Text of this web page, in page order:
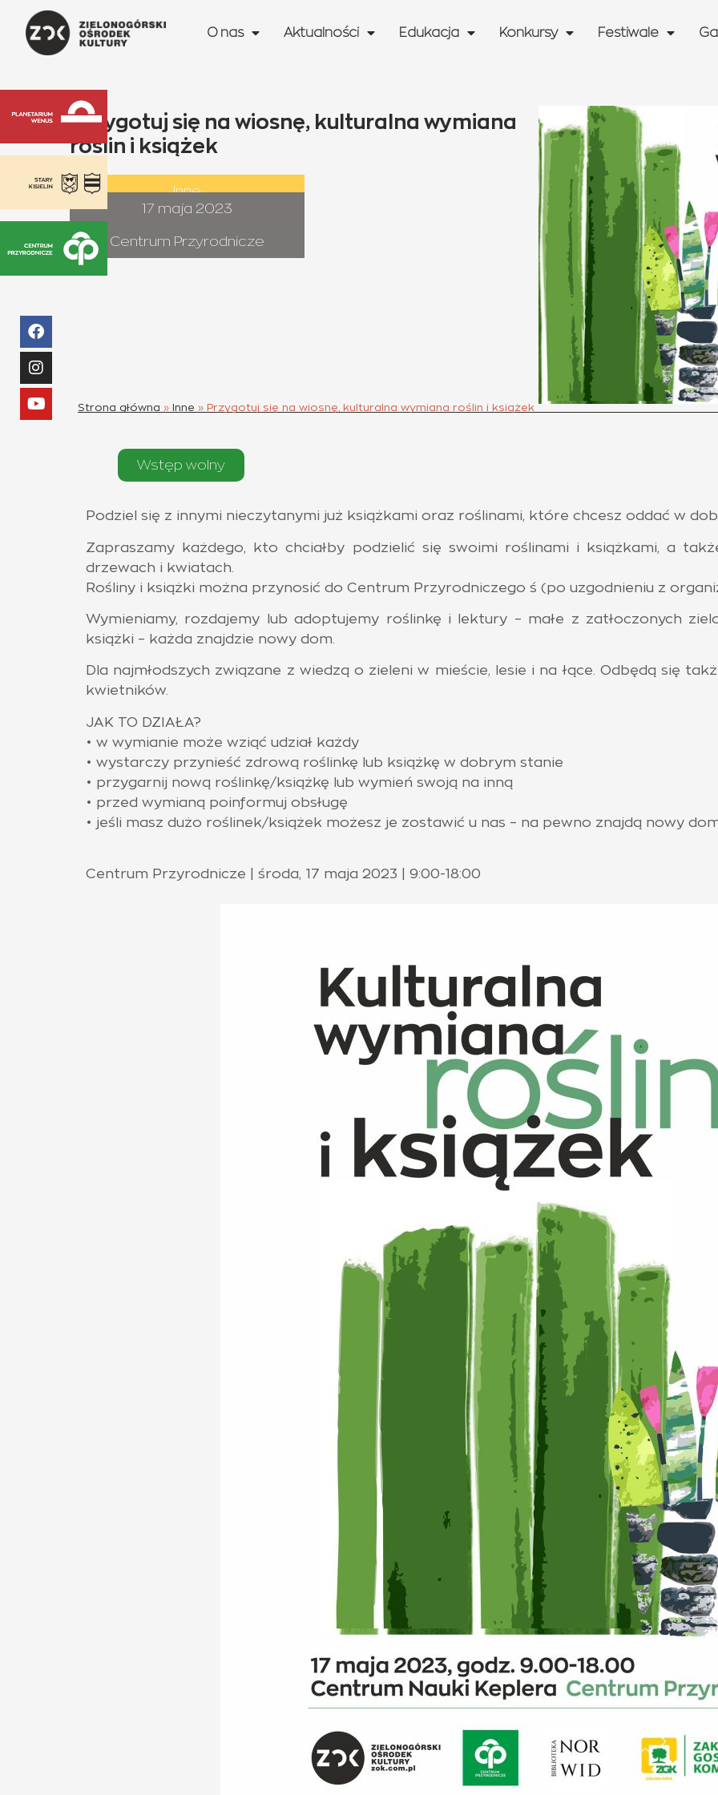
O nas Aktualności Edukacja Konkursy Festiwale
Przygotuj się na wiosnę, kulturalna wymiana
roślin i książek
Inne
17 maja 2023
Centrum Przyrodnicze
Strona główna » Inne » Przygotuj się na wiosnę, kulturalna wymiana roślin i książek
Wstęp wolny
Podziel się z innymi nieczytanymi już książkami oraz roślinami, które chcesz oddać w
Zapraszamy każdego, kto chciałby podzielić się swoimi roślinami i książkami, a
drzewach i kwiatach.
Rośliny i książki można przynosić do Centrum Przyrodniczego ś (po uzgodnieniu z
Wymieniamy, rozdajemy lub adoptujemy roślinkę i lektury – małe z zatłoczonych
książki – każda znajdzie nowy dom.
Dla najmłodszych związane z wiedzą o zieleni w mieście, lesie i na łące. Odbędą się
kwietników.
JAK TO DZIAŁA?
• w wymianie może wziąć udział każdy
• wystarczy przynieść zdrową roślinkę lub książkę w dobrym stanie
• przygarnij nową roślinkę/książkę lub wymień swoją na inną
• przed wymianą poinformuj obsługę
• jeśli masz dużo roślinek/książek możesz je zostawić u nas – na pewno znajdą nowy
Centrum Przyrodnicze | środa, 17 maja 2023 | 9:00-18:00